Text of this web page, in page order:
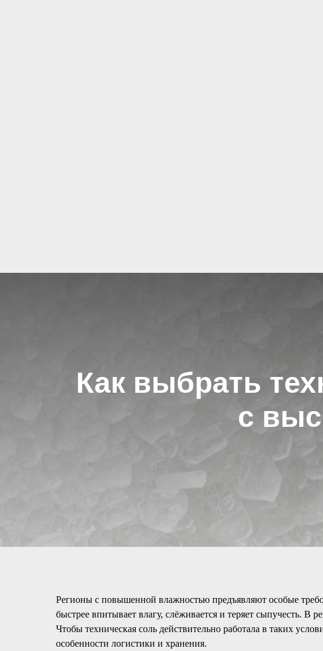
Как выбрать
с
Регионы с повышенной влажностью предъявляют особые
быстрее впитывает влагу, слёживается и теряет сыпучесть. В
Чтобы техническая соль действительно работала в таких
особенности логистики и хранения.